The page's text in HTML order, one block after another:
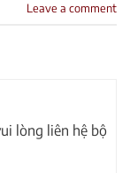
Leave a comment
lòng liên hệ bộ